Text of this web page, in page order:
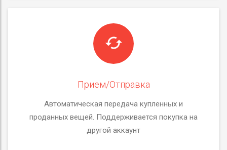
Прием/Отправка
Автоматическая передача купленных и
проданных вещей. Поддерживается покупка на
другой аккаунт